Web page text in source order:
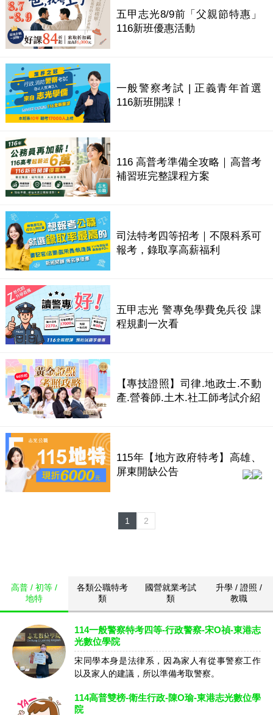
五甲志光8/9前「父親節特惠」
116新班優惠活動
一般警察考試 | 正義青年首選
116新班開課！
116 高普考準備全攻略｜高普考
補習班完整課程方案
司法特考四等招考｜不限科系可
報考，錄取享高薪福利
五甲志光 警專免學費免兵役 課
程規劃一次看
【專技證照】司律.地政士.不動
產.營養師.土木.社工師考試介紹
115年【地方政府特考】高雄、
屏東開缺公告
1 2
高普 / 初等 /
地特
各類公職特考
類
國營就業考試
類
升學 / 證照 /
教職
114一般警察特考四等-行政警察-宋O禎-東港志
光數位學院
宋同學本身是法律系，因為家人有從事警察工作
以及家人的建議，所以準備考取警察。
114高普雙榜-衛生行政-陳O瑜-東港志光數位學
院